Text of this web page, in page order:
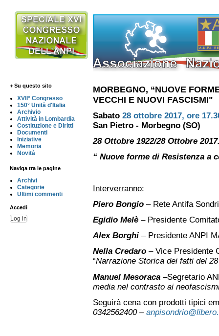
+ Su questo sito
XVII° Congresso
150° Unità d'Italia
Archivio
Attività in Lombardia
Costituzione e Diritti
Documenti
Iniziative
Memoria
Novità
Naviga tra le pagine
Archivi
Categorie
Ultimi commenti
Accedi
Log in
MORBEGNO, “NUOVE
VECCHI E NUOVI FASCISMI"
Sabato 28 ottobre 2017, ore
San Pietro - Morbegno (SO)
28 Ottobre 1922/28 Ottobre
“ Nuove forme di Resistenza a
Interverranno:
Piero Bongio – Rete Antifa
Egidio Melè – Presidente
Alex Borghi – Presidente ANPI
Nella Credaro – Vice Presidente
“Narrazione Storica dei fatti del
Manuel Mesoraca –Segretario
media nel contrasto ai
Seguirà cena con prodotti tipici
0342562400 –